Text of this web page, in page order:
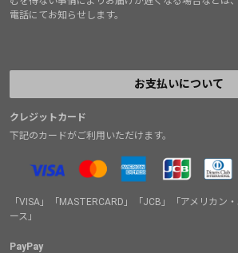
電話にてお知らせします。
お支払いについて
クレジットカード
下記のカードがご利用いただけます。
「VISA」「MASTERCARD」「JCB」「アメリカン
ース」
PayPay